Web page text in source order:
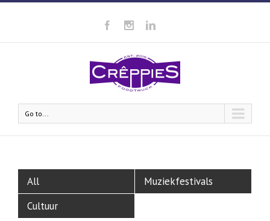
Go to...
All
Muziekfestivals
Cultuur
04:00
05:00